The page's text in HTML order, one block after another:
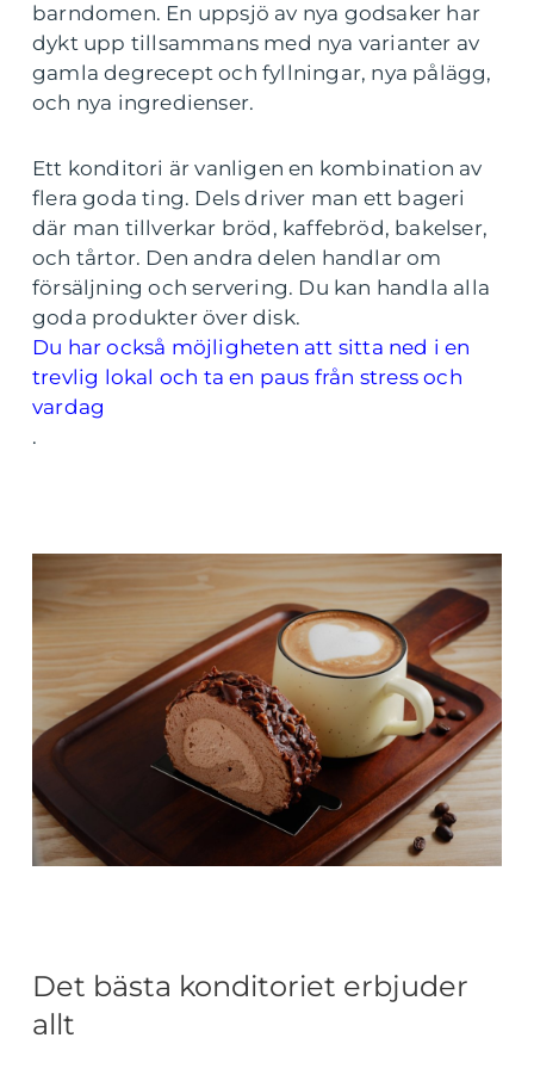
barndomen. En uppsjö av nya godsaker har
dykt upp tillsammans med nya varianter av
gamla degrecept och fyllningar, nya pålägg,
och nya ingredienser.
Ett konditori är vanligen en kombination av
flera goda ting. Dels driver man ett bageri
där man tillverkar bröd, kaffebröd, bakelser,
och tårtor. Den andra delen handlar om
försäljning och servering. Du kan handla alla
goda produkter över disk.
Du har också möjligheten att sitta ned i en
trevlig lokal och ta en paus från stress och
vardag
.
Det bästa konditoriet erbjuder
allt